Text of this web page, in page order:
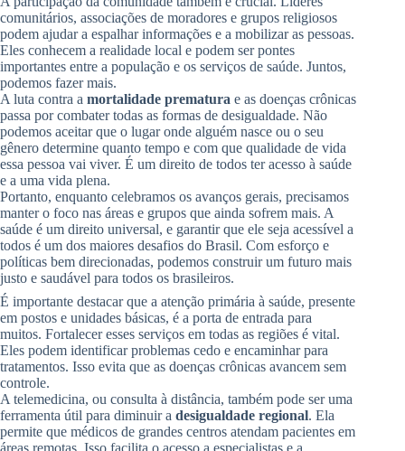
comunitários, associações de moradores e grupos religiosos
podem ajudar a espalhar informações e a mobilizar as pessoas.
Eles conhecem a realidade local e podem ser pontes
importantes entre a população e os serviços de saúde. Juntos,
podemos fazer mais.
A luta contra a mortalidade prematura e as doenças crônicas
passa por combater todas as formas de desigualdade. Não
podemos aceitar que o lugar onde alguém nasce ou o seu
gênero determine quanto tempo e com que qualidade de vida
essa pessoa vai viver. É um direito de todos ter acesso à saúde
e a uma vida plena.
Portanto, enquanto celebramos os avanços gerais, precisamos
manter o foco nas áreas e grupos que ainda sofrem mais. A
saúde é um direito universal, e garantir que ele seja acessível a
todos é um dos maiores desafios do Brasil. Com esforço e
políticas bem direcionadas, podemos construir um futuro mais
justo e saudável para todos os brasileiros.
É importante destacar que a atenção primária à saúde, presente
em postos e unidades básicas, é a porta de entrada para
muitos. Fortalecer esses serviços em todas as regiões é vital.
Eles podem identificar problemas cedo e encaminhar para
tratamentos. Isso evita que as doenças crônicas avancem sem
controle.
A telemedicina, ou consulta à distância, também pode ser uma
ferramenta útil para diminuir a desigualdade regional. Ela
permite que médicos de grandes centros atendam pacientes em
áreas remotas. Isso facilita o acesso a especialistas e a